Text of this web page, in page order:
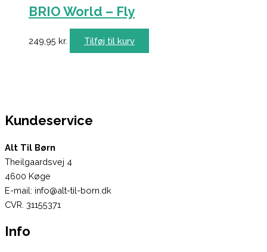
BRIO World – Fly
249,95 kr. Tilføj til kurv
Kundeservice
Alt Til Børn
Theilgaardsvej 4
4600 Køge
E-mail: info@alt-til-born.dk
CVR. 31155371
Info